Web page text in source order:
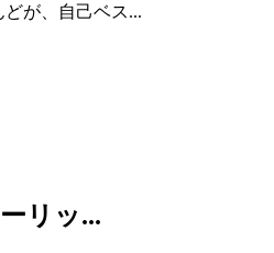
が、自己ベス...
リッ...